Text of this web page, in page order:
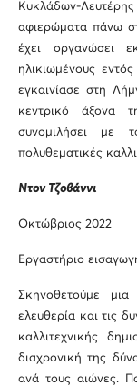
Κυκλάδων-
αφιερώματα πάνω
έχει οργανώσει
ηλικιωμένους
εγκαινίασε στη
κεντρικό άξονα
συνομιλήσει με
πολυθεματικές
Ντον Τζοβάννι
Οκτώβριος 2022
Εργαστήριο
Σκηνοθετούμε
ελευθερία και τις
καλλιτεχνικής
διαχρονική της
ανά τους αιώνες.